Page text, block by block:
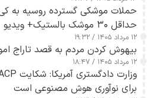
حملات موشکی گسترده روسیه به
حداقل ۳۰ موشک بالستیک+ ویدیو
۱۲ مرداد ۱۴۰۵ / ۱۹:۳۲
بیهوش کردن مردم به قصد تاراج
۱۲ مرداد ۱۴۰۵ / ۱۸:۴۷
برای نوآوری هوش مصنوعی است